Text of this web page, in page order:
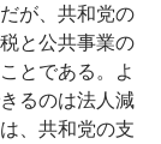
が、共和党の
と公共事業の
とである。よ
るのは法人減
、共和党の支